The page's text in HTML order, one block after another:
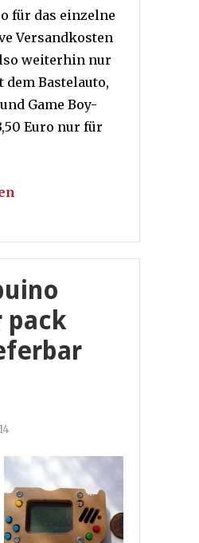
für das einzelne
Versandkosten
weiterhin nur
dem Bastelauto,
Game Boy-
Euro nur für
pack